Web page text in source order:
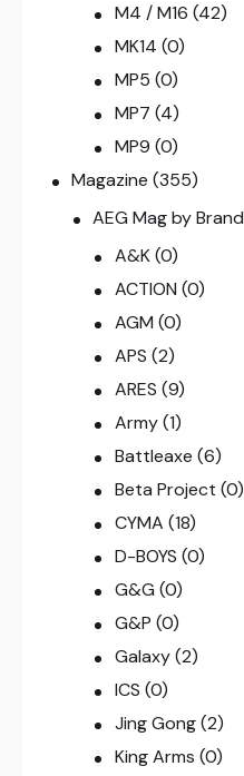
M4 / M16 (42)
MK14 (0)
MP5 (0)
MP7 (4)
MP9 (0)
Magazine (355)
AEG Mag by Brand
A&K (0)
ACTION (0)
AGM (0)
APS (2)
ARES (9)
Army (1)
Battleaxe (6)
Beta Project (0)
CYMA (18)
D-BOYS (0)
G&G (0)
G&P (0)
Galaxy (2)
ICS (0)
Jing Gong (2)
King Arms (0)